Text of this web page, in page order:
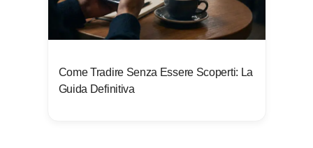
Come Tradire Senza Essere Scoperti: La
Guida Definitiva